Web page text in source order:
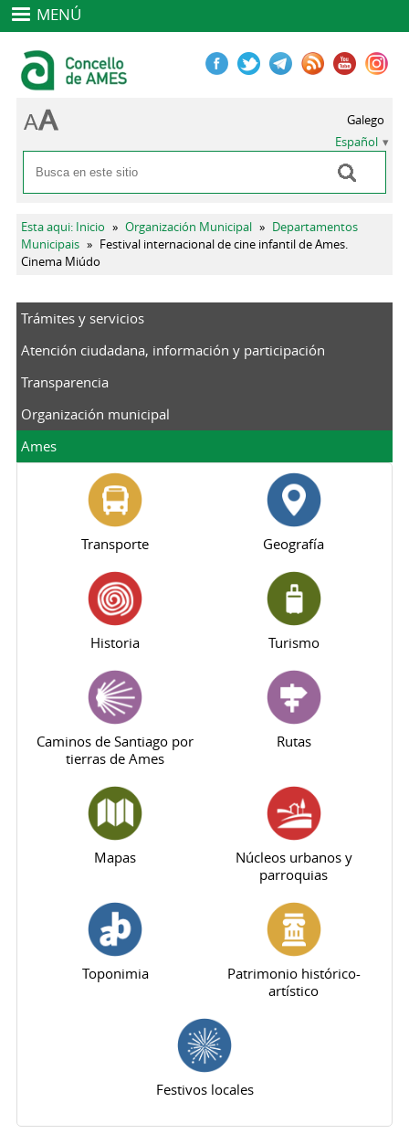
MENÚ
Formulario de búsqueda
Buscar
Galego
Español
Se encuentra usted aquí
Esta aqui: Inicio » Organización Municipal » Departamentos
Municipais » Festival internacional de cine infantil de Ames.
Cinema Miúdo
Trámites y servicios
Atención ciudadana, información y participación
Transparencia
Organización municipal
Ames
Transporte Geografía
Historia Turismo
Caminos de Santiago por
tierras de Ames
Rutas
Mapas
Núcleos urbanos y
parroquias
Toponimia
Patrimonio histórico-
artístico
Festivos locales